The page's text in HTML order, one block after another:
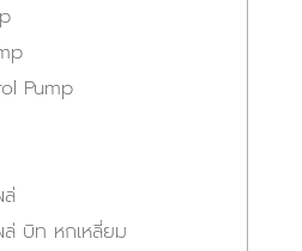
Pump
ล่
ล่ บิท หกเหลี่ยม